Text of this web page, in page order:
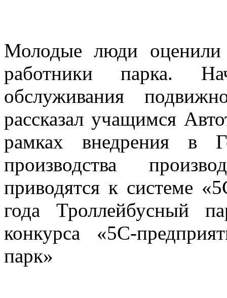
Молодые люди оценили
работники парка.
обслуживания
рассказал учащимся
рамках внедрения в
производства
приводятся к системе
года Троллейбусный
конкурса «5С-
парк»